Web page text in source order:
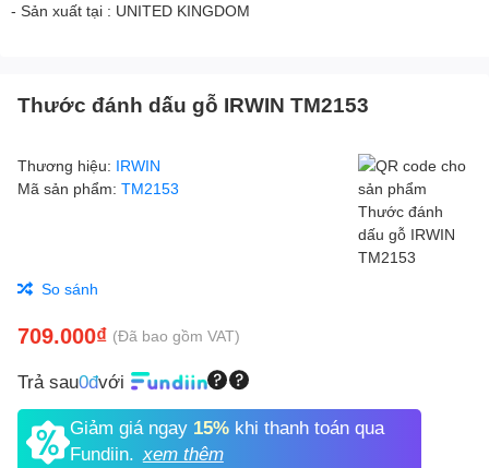
- Sản xuất tại : UNITED KINGDOM
Thước đánh dấu gỗ IRWIN TM2153
Thương hiệu: IRWIN
Mã sản phẩm: TM2153
So sánh
709.000₫ (Đã bao gồm VAT)
Trả sau0đvới
Giảm giá ngay 15%khi thanh toán qua
Fundiin. xem thêm